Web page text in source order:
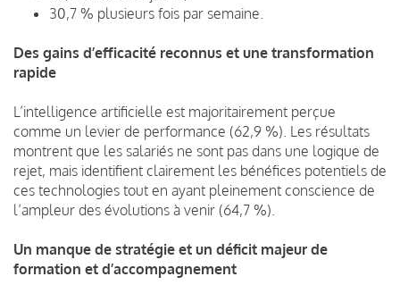
30,7 % plusieurs fois par semaine.
Des gains d’efficacité reconnus et une transformation
rapide
L’intelligence artificielle est majoritairement perçue
comme un levier de performance (62,9 %). Les résultats
montrent que les salariés ne sont pas dans une logique de
rejet, mais identifient clairement les bénéfices potentiels de
ces technologies tout en ayant pleinement conscience de
l’ampleur des évolutions à venir (64,7 %).
Un manque de stratégie et un déficit majeur de
formation et d’accompagnement